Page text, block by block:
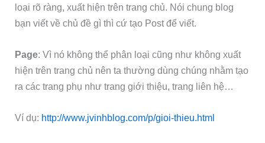
loại rõ ràng, xuất hiện trên trang chủ. Nói chung blog
bạn viết về chủ đề gì thì cứ tạo Post để viết.
Page: Vì nó không thể phân loại cũng như không xuất
hiện trên trang chủ nên ta thường dùng chúng nhằm tạo
ra các trang phụ như trang giới thiệu, trang liên hệ…
Ví dụ: http://www.jvinhblog.com/p/gioi-thieu.html